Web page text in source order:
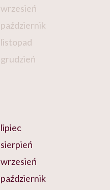
wrzesień
październik
listopad
grudzień
lipiec
sierpień
wrzesień
październik